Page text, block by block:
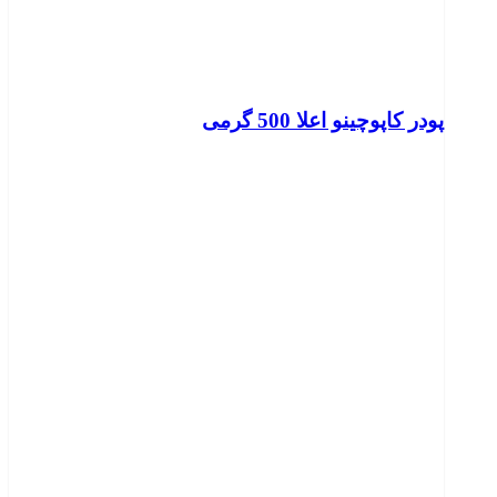
پودر کاپوچینو اعلا 500 گرمی